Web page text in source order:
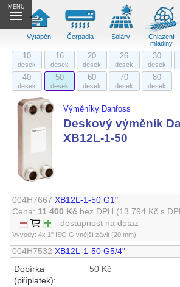
MENU
Vytápění Čerpadla Soláry
Chlazení
mladiny
10
desek
16
desek
20
desek
26
desek
30
desek
40
desek
50
desek
60
desek
70
desek
80
desek
Výměníky Danfoss
Deskový výměník
XB12L-1-50
004H7667 XB12L-1-50 G1"
Cena: 11 400 Kč bez DPH (13 794 Kč s
dostupnost na dotaz
Vývody: 4x 1" ISO G vnější závit (20 mm)
004H7532 XB12L-1-50 G5/4"
Dobírka
(příplatek):
50 Kč